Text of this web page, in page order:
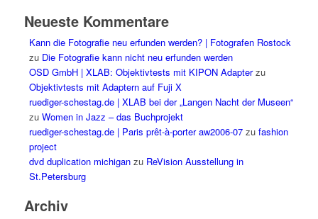
Neueste Kommentare
Kann die Fotografie neu erfunden werden? | Fotografen Rostock
zu Die Fotografie kann nicht neu erfunden werden
OSD GmbH | XLAB: Objektivtests mit KIPON Adapterzu
Objektivtests mit Adaptern auf Fuji X
ruediger-schestag.de | XLAB bei der „Langen Nacht der Museen“
zu Women in Jazz – das Buchprojekt
ruediger-schestag.de | Paris prêt-à-porter aw2006-07zu fashion
project
dvd duplication michiganzu ReVision Ausstellung in
St.Petersburg
Archiv